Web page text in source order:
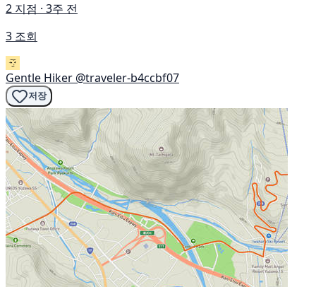
2 지점 · 3주 전
3 조회
Gentle Hiker @traveler-b4ccbf07
저장